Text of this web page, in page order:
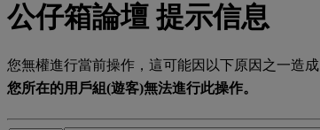
公仔箱論壇 提示信息
您無權進行當前操作，這可能因以下原因之一造成
您所在的用戶組(遊客)無法進行此操作。